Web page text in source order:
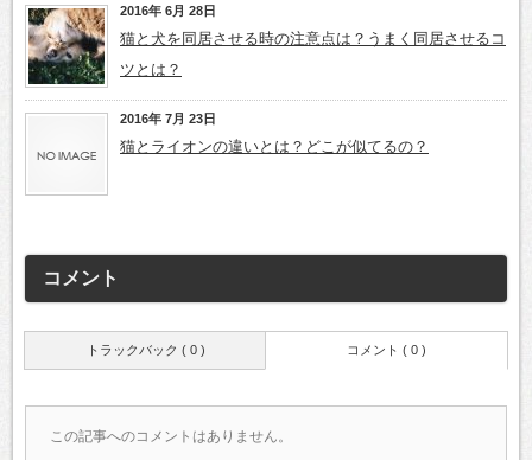
2016年 6月 28日
猫と犬を同居させる時の注意点は？うまく同居させるコ
ツとは？
2016年 7月 23日
猫とライオンの違いとは？どこが似てるの？
コメント
トラックバック ( 0 ) コメント ( 0 )
この記事へのコメントはありません。